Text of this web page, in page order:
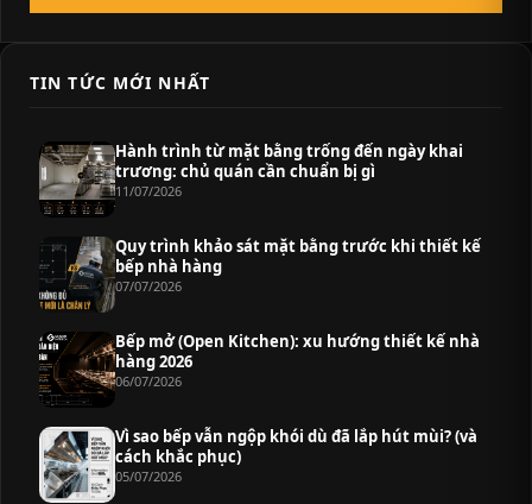
TIN TỨC MỚI NHẤT
Hành trình từ mặt bằng trống đến ngày khai
trương: chủ quán cần chuẩn bị gì
11/07/2026
Quy trình khảo sát mặt bằng trước khi thiết kế
bếp nhà hàng
07/07/2026
Bếp mở (Open Kitchen): xu hướng thiết kế nhà
hàng 2026
06/07/2026
Vì sao bếp vẫn ngộp khói dù đã lắp hút mùi? (và
cách khắc phục)
05/07/2026